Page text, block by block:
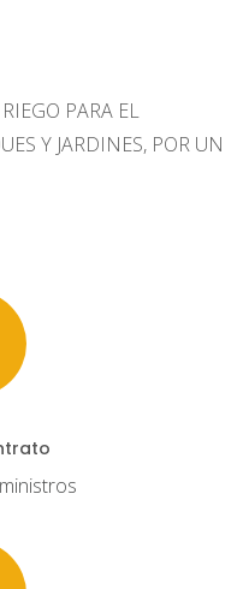
PARA EL
Y JARDINES, POR UN